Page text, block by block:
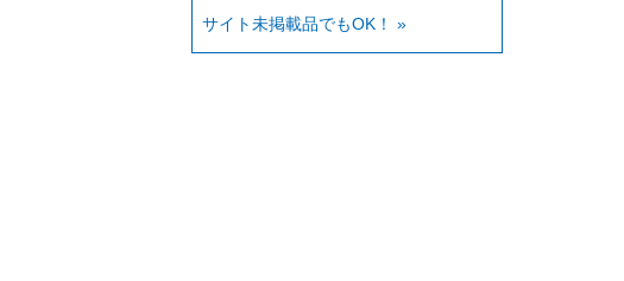
サイト未掲載品でもOK！ »